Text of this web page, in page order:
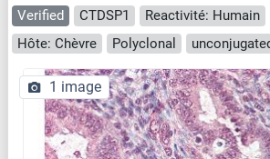
Verified CTDSP1 Reactivité: Humain
Hôte: Chèvre
Polyclonal
1 image